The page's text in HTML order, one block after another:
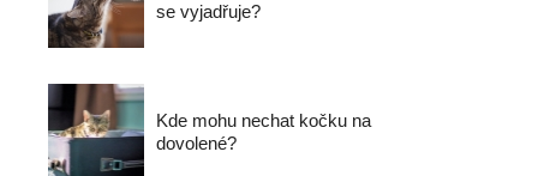
se vyjadřuje?
Kde mohu nechat kočku na
dovolené?